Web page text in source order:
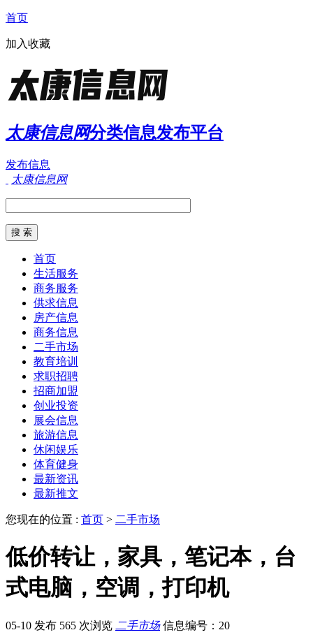
首页
加入收藏
太康信息网分类信息发布平台
发布信息
太康信息网
首页
生活服务
商务服务
供求信息
房产信息
商务信息
二手市场
教育培训
求职招聘
招商加盟
创业投资
展会信息
旅游信息
休闲娱乐
体育健身
最新资讯
最新推文
您现在的位置 : 首页 > 二手市场
低价转让，家具，笔记本，台
式电脑，空调，打印机
05-10 发布 565 次浏览 二手市场 信息编号：20